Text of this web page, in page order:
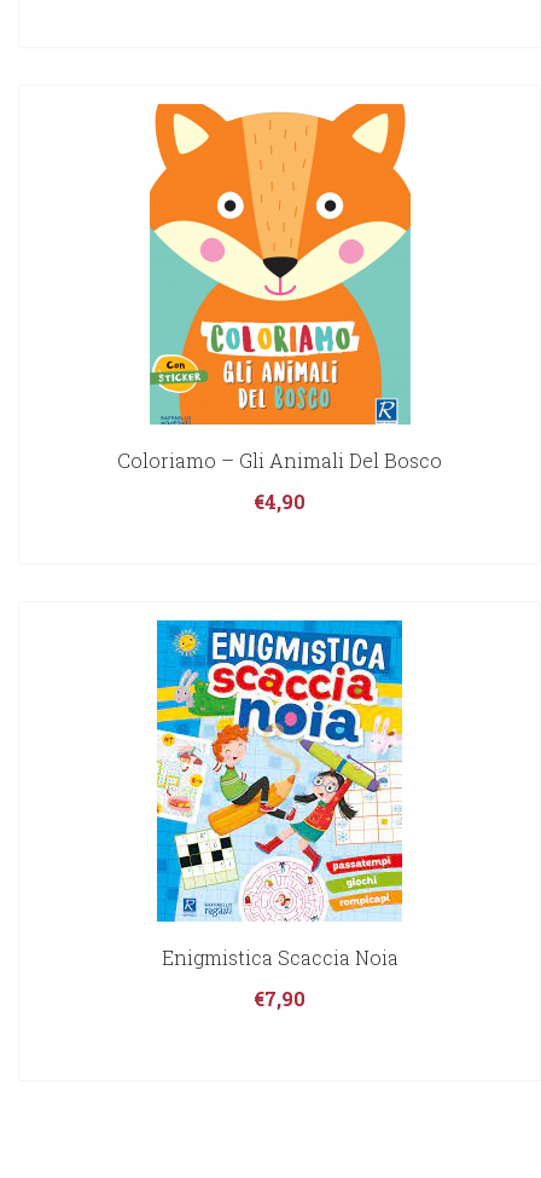
Coloriamo – Gli Animali Del Bosco
€4,90
Enigmistica Scaccia Noia
€7,90